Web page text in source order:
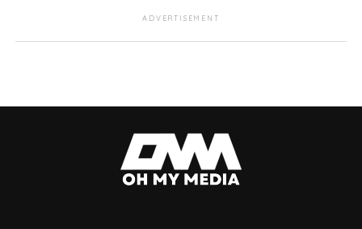
Dalam perkongsian terbaru ibu mentuanya iaitu Datin
ADVERTISEMENT